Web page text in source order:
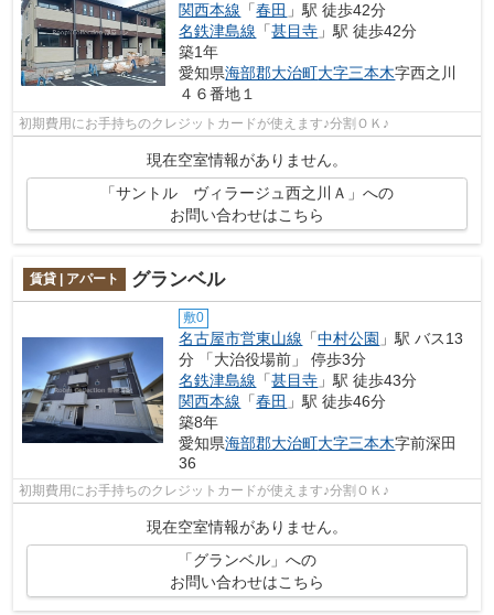
関西本線 「春田 」駅 徒歩42分
名鉄津島線 「甚目寺 」駅 徒歩42分
築1年
愛知県海部郡大治町大字三本木字西之川
４６番地１
初期費用にお手持ちのクレジットカードが使えます♪分割ＯＫ♪
現在空室情報がありません。
「サントル ヴィラージュ西之川Ａ」への
お問い合わせはこちら
賃貸 | アパート グランベル
敷0
名古屋市営東山線 「中村公園 」駅 バス13
分 「大治役場前」 停歩3分
名鉄津島線 「甚目寺 」駅 徒歩43分
関西本線 「春田 」駅 徒歩46分
築8年
愛知県海部郡大治町大字三本木字前深田
36
初期費用にお手持ちのクレジットカードが使えます♪分割ＯＫ♪
現在空室情報がありません。
「グランベル」への
お問い合わせはこちら